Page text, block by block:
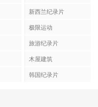
新西兰纪录片
极限运动
旅游纪录片
木屋建筑
韩国纪录片